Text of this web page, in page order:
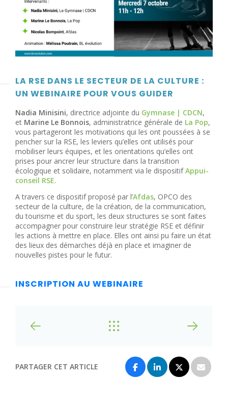
LA RSE DANS LE SECTEUR DE LA CULTURE :
UN WEBINAIRE POUR VOUS GUIDER
Nadia Minisini, directrice adjointe du Gymnase | CDCN,
et Marine Le Bonnois, administratrice générale de La Pop,
vous partageront les motivations qui les ont poussées à se
pencher sur la RSE, les leviers qu’elles ont utilisés pour
mobiliser leurs équipes, et les orientations qu’elles ont
prises pour ancrer leur structure dans la transition
écologique et solidaire, notamment via le dispositifAppui-
conseil RSE.
A travers ce dispositif proposé par l’Afdas, OPCO des
secteur de la culture, de la création, de la communication,
du tourisme et du sport, les deux structures se sont faites
accompagner pour construire leur stratégie RSE et définir
les actions à mettre en place. Elles ont ainsi pu faire un état
des lieux des démarches déjà en place et imaginer de
nouvelles pistes pour le futur.
INSCRIPTION AU WEBINAIRE
PARTAGER CET ARTICLE